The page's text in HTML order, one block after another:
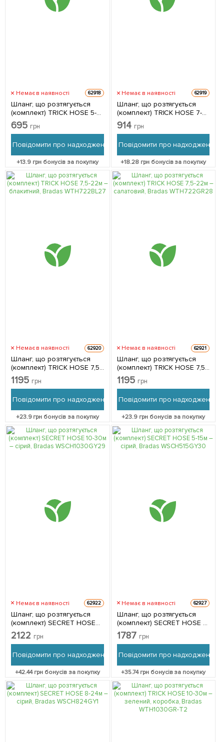
Немає в наявності 62918
Шланг, що розтягується
(комплект) TRICK HOSE 5-
15м, синій, Bradas
WTH0515BL-T
695 грн
Повідомити про надходження
+13.9 грн бонусів за покупку
Немає в наявності 62919
Шланг, що розтягується
(комплект) TRICK HOSE 7-
22м – синій, Bradas
WTH0722BL-T
914 грн
Повідомити про надходження
+18.28грн бонусів за покупку
Немає в наявності 62920
Шланг, що розтягується
(комплект) TRICK HOSE 7,5-
22м – блакитний, Bradas
WTH722BL
1195 грн
Повідомити про надходження
+23.9грн бонусів за покупку
Немає в наявності 62921
Шланг, що розтягується
(комплект) TRICK HOSE 7,5-
22м – салатовий, Bradas
WTH722GR
1195 грн
Повідомити про надходження
+23.9 грн бонусів за покупку
Немає в наявності 62922
Шланг, що розтягується
(комплект) SECRET HOSE
10-30м – сірий, Bradas
WSCH1030GY
2122 грн
Повідомити про надходження
+42.44грн бонусів за покупку
Немає в наявності 62927
Шланг, що розтягується
(комплект) SECRET HOSE 5-
15м – сірий, Bradas
WSCH515GY
1787 грн
Повідомити про надходження
+35.74грн бонусів за покупку